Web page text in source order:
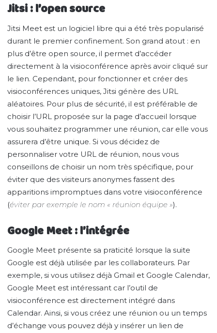
Jitsi : l’open source
Jitsi Meet est un logiciel libre qui a été très popularisé
durant le premier confinement. Son grand atout : en
plus d’être open source, il permet d’accéder
directement à la visioconférence après avoir cliqué sur
le lien. Cependant, pour fonctionner et créer des
visioconférences uniques, Jitsi génère des URL
aléatoires. Pour plus de sécurité, il est préférable de
choisir l’URL proposée sur la page d’accueil lorsque
vous souhaitez programmer une réunion, car elle vous
assurera d’être unique. Si vous décidez de
personnaliser votre URL de réunion, nous vous
conseillons de choisir un nom très spécifique, pour
éviter que des visiteurs anonymes fassent des
apparitions impromptues dans votre visioconférence
(éviter par exemple le nom « réunion équipe »).
Google Meet : l’intégrée
Google Meet présente sa praticité lorsque la suite
Google est déjà utilisée par les collaborateurs. Par
exemple, si vous utilisez déjà Gmail et Google Calendar,
Google Meet est intéressant car l’outil de
visioconférence est directement intégré dans
Calendar. Ainsi, si vous créez une réunion ou un temps
d’échange vous pouvez déjà y insérer un lien de